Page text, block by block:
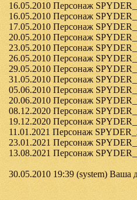
16.05.2010 Персонаж
16.05.2010 Персонаж
17.05.2010 Персонаж
20.05.2010 Персонаж
23.05.2010 Персонаж
26.05.2010 Персонаж
29.05.2010 Персонаж
31.05.2010 Персонаж
05.06.2010 Персонаж
20.06.2010 Персонаж
08.12.2020 Персонаж
19.12.2020 Персонаж
11.01.2021 Персонаж
23.01.2021 Персонаж
13.08.2021 Персонаж
30.05.2010 19:39 (system) Ваша